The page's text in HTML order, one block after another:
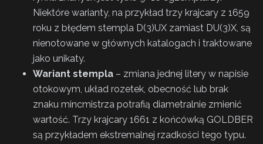
Niektóre warianty, na przykład trzy krajcary z 1659
roku z błędem stempla D(3)UX zamiast DU(3)X, są
nienotowane w głównych katalogach i traktowane
jako unikaty.
Wariant stempla – zmiana jednej litery w napisie
otokowym, układ rozetek, obecność lub brak
znaku mincmistrza potrafią diametralnie zmienić
wartość. Trzy krajcary 1661 z końcówką GOLDBER
są przykładem ekstremalnej rzadkości tego typu.